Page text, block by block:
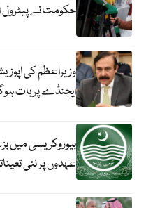
حکومت نے پیٹرول
وزیراعظم کی
ایجنڈے پر بات
بیوروکریسی میں
عہدوں پر نئی